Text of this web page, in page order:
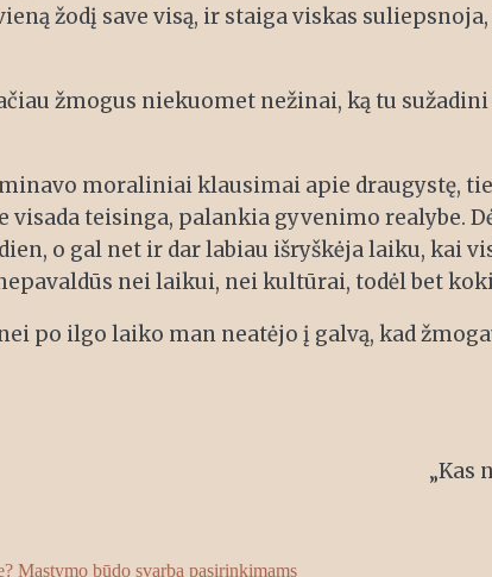
žodį save visą, ir staiga viskas
žmogus niekuomet nežinai, ką tu
moraliniai klausimai apie draugystę,
visada teisinga, palankia gyvenimo realybe.
o gal net ir dar labiau išryškėja laiku, kai
nei laikui, nei kultūrai, todėl bet
nei po ilgo laiko man neatėjo į galvą, kad
„Kas
Mąstymo būdo svarba pasirinkimams